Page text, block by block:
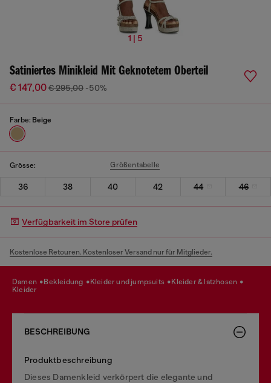
1 | 5
Satiniertes Minikleid Mit Geknotetem Oberteil
€ 147,00€ 295,00 -50%
Farbe: Beige
Grösse: Größentabelle
36 38 40 42 44 46
Verfügbarkeit im Store prüfen
Kostenlose Retouren. Kostenloser Versand nur für Mitglieder.
damen bekleidung kleider und jumpsuits
kleider & latzhosen
kleider
BESCHREIBUNG
Produktbeschreibung
Dieses Damenkleid verkörpert die elegante und